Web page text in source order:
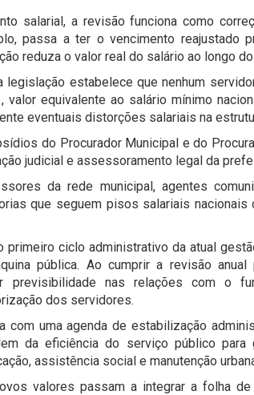
salarial, a revisão funciona como
passa a ter o vencimento reajustado
reduza o valor real do salário ao longo
legislação estabelece que nenhum
valor equivalente ao salário mínimo
eventuais distorções salariais na
do Procurador Municipal e do
judicial e assessoramento legal da
da rede municipal, agentes
que seguem pisos salariais
primeiro ciclo administrativo da atual
pública. Ao cumprir a revisão
previsibilidade nas relações com o
dos servidores.
com uma agenda de estabilização
da eficiência do serviço público para
assistência social e manutenção
valores passam a integrar a folha